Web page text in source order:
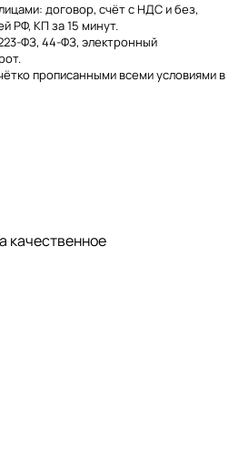
договор, счёт с НДС и без,
РФ, КП за 15 минут.
ФЗ, 44-ФЗ, электронный
прописанными всеми условиями в
качественное